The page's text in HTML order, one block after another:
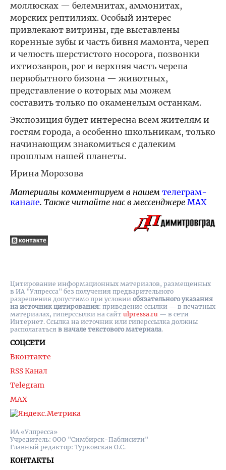
моллюсках — белемнитах, аммонитах,
морских рептилиях. Особый интерес
привлекают витрины, где выставлены
коренные зубы и часть бивня мамонта, череп
и челюсть шерстистого носорога, позвонки
ихтиозавров, рог и верхняя часть черепа
первобытного бизона — животных,
представление о которых мы можем
составить только по окаменелым останкам.
Экспозиция будет интересна всем жителям и
гостям города, а особенно школьникам, только
начинающим знакомиться с далеким
прошлым нашей планеты.
Ирина Морозова
Материалы комментируем в нашем телеграм-
канале. Также читайте нас в мессенджере MAX
ИА «Улпресса»
Учредитель: ООО "Симбирск-Паблисити"
Главный редактор: Турковская О.С.
КОНТАКТЫ
СОЦСЕТИ
Вконтакте
RSS Канал
Telegram
MAX
Цитирование информационных материалов, размещенных
в ИА "Улпресса" без получения предварительного
разрешения допустимо при условии обязательного указания
на источник цитирования: приведение ссылки — в печатных
материалах, гиперссылки на cайт ulpressa.ru — в сети
Интернет. Ссылка на источник или гиперссылка должны
располагаться в начале текстового материала.